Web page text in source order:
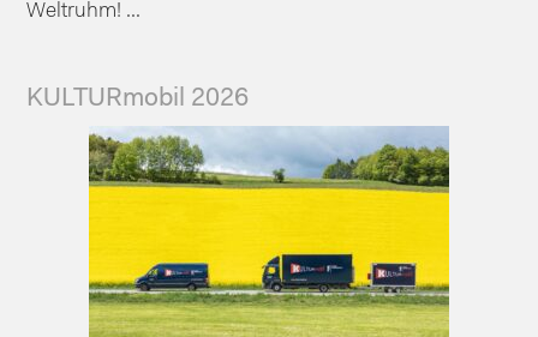
Weltruhm! ...
KULTURmobil 2026